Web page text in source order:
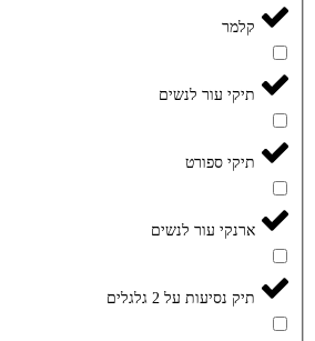
קלמר
תיקי עור לנשים
תיקי ספורט
ארנקי עור לנשים
תיק נסיעות על 2 גלגלים